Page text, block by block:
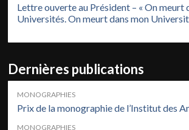
Lettre ouverte au Président – « On meurt
Universités. On meurt dans mon
Dernières publications
MONOGRAPHIES
Prix de la monographie de l’Institut des
MONOGRAPHIES